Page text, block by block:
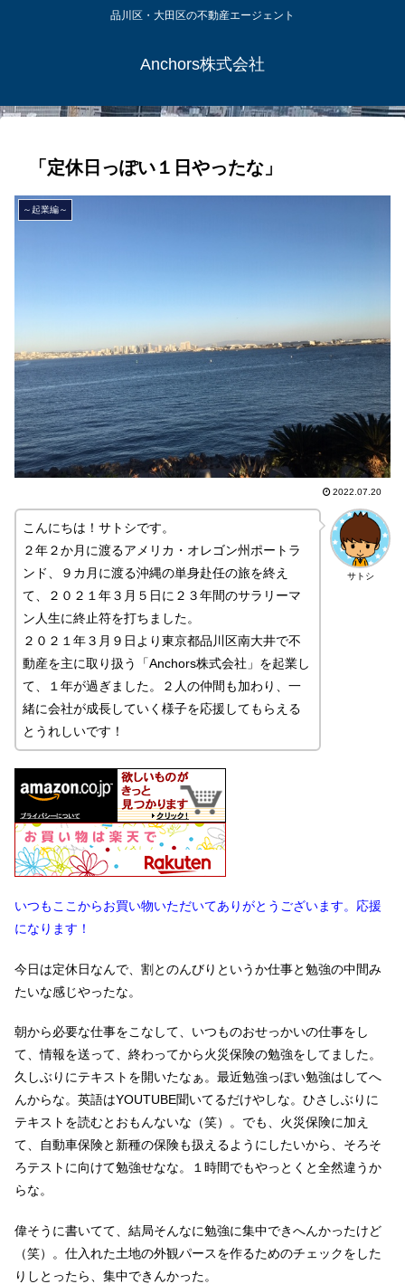
品川区・大田区の不動産エージェント
Anchors株式会社
「定休日っぽい１日やったな」
～起業編～
2022.07.20
サトシ
こんにちは！サトシです。
２年２か月に渡るアメリカ・オレゴン州ポートラ
ンド、９カ月に渡る沖縄の単身赴任の旅を終え
て、２０２１年３月５日に２３年間のサラリーマ
ン人生に終止符を打ちました。
２０２１年３月９日より東京都品川区南大井で不
動産を主に取り扱う「Anchors株式会社」を起業し
て、１年が過ぎました。２人の仲間も加わり、一
緒に会社が成長していく様子を応援してもらえる
とうれしいです！
いつもここからお買い物いただいてありがとうございます。応援
になります！
今日は定休日なんで、割とのんびりというか仕事と勉強の中間み
たいな感じやったな。
朝から必要な仕事をこなして、いつものおせっかいの仕事をし
て、情報を送って、終わってから火災保険の勉強をしてました。
久しぶりにテキストを開いたなぁ。最近勉強っぽい勉強はしてへ
んからな。英語はYOUTUBE聞いてるだけやしな。ひさしぶりに
テキストを読むとおもんないな（笑）。でも、火災保険に加え
て、自動車保険と新種の保険も扱えるようにしたいから、そろそ
ろテストに向けて勉強せなな。１時間でもやっとくと全然違うか
らな。
偉そうに書いてて、結局そんなに勉強に集中できへんかったけど
（笑）。仕入れた土地の外観パースを作るためのチェックをした
りしとったら、集中できんかった。